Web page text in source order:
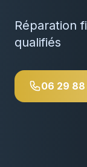
Réparation
qualifiés
06 29 88